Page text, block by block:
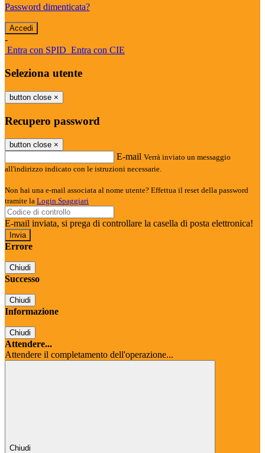
Password dimenticata?
-
Entra con SPID Entra con CIE
Seleziona utente
button close ×
Recupero password
button close ×
E-mail Verrà inviato un messaggio
all'indirizzo indicato con le istruzioni necessarie.
Non hai una e-mail associata al nome utente? Effettua il reset della password
tramite la Login Spaggiari
E-mail inviata, si prega di controllare la casella di posta elettronica!
Errore
Chiudi
Successo
Chiudi
Informazione
Chiudi
Attendere...
Attendere il completamento dell'operazione...
Chiudi